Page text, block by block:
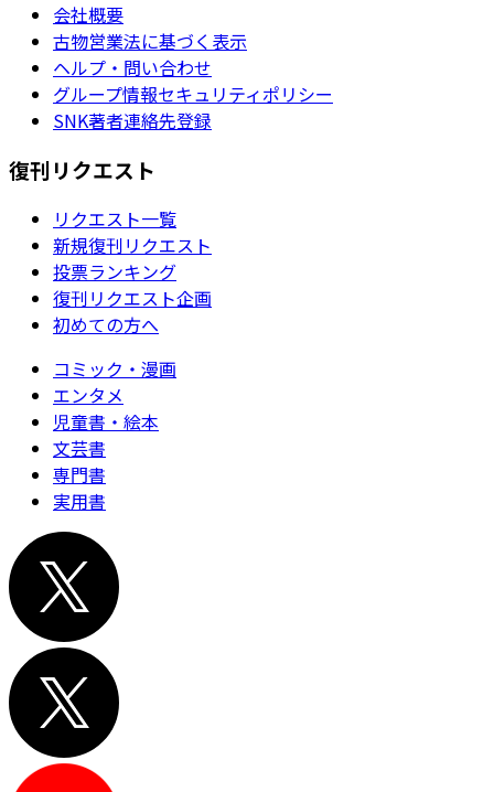
会社概要
古物営業法に基づく表示
ヘルプ・問い合わせ
グループ情報セキュリティポリシー
SNK著者連絡先登録
復刊リクエスト
リクエスト一覧
新規復刊リクエスト
投票ランキング
復刊リクエスト企画
初めての方へ
コミック・漫画
エンタメ
児童書・絵本
文芸書
専門書
実用書